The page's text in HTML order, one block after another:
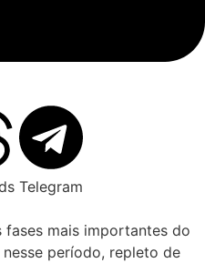
Telegram
fases mais importantes do
período, repleto de